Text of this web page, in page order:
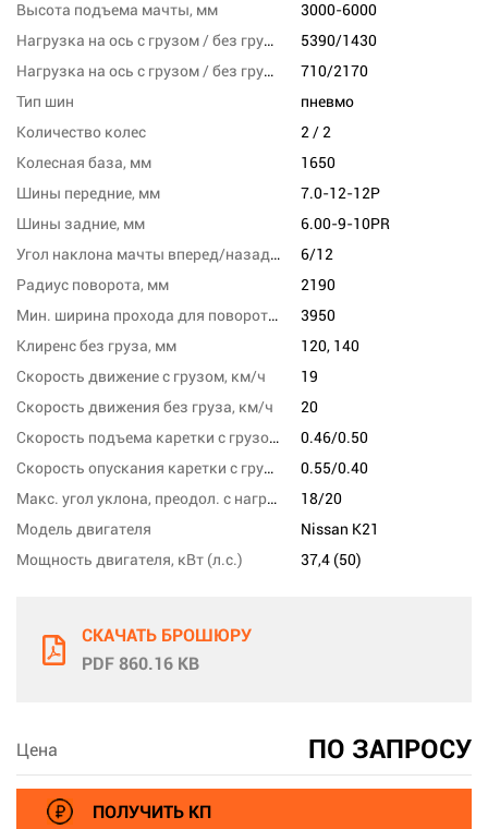
Высота подъема мачты, мм
3000-6000
Нагрузка на ось с грузом / без груза, переднюю, кг
5390/1430
Нагрузка на ось с грузом / без груза, заднюю, кг
710/2170
Тип шин
пневмо
Количество колес
2 / 2
Колесная база, мм
1650
Шины передние, мм
7.0-12-12P
Шины задние, мм
6.00-9-10PR
Угол наклона мачты вперед/назад, град
6/12
Радиус поворота, мм
2190
Мин. ширина прохода для поворота, мм
3950
Клиренс без груза, мм
120, 140
Скорость движение с грузом, км/ч
19
Скорость движения без груза, км/ч
20
Скорость подъема каретки с грузом/без груза, м/с
0.46/0.50
Скорость опускания каретки с грузом/без груза,м/сек
0.55/0.40
Макс. угол уклона, преодол. с нагрузкой, %
18/20
Модель двигателя
Nissan K21
Мощность двигателя, кВт (л.с.)
37,4 (50)
СКАЧАТЬ БРОШЮРУ
PDF 860.16 KB
Цена ПО ЗАПРОСУ
ПОЛУЧИТЬ КП